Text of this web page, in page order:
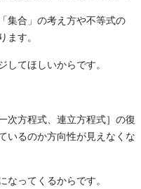
集合」の考え方や不等式の
ます。
てほしいからです。
次方程式、連立方程式］の復
いるのか方向性が見えなくな
ってくるからです。